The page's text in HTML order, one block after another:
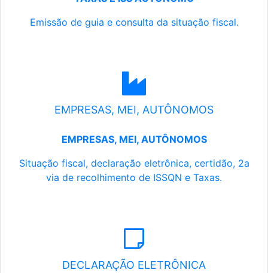
Emissão de guia e consulta da situação fiscal.
EMPRESAS, MEI, AUTÔNOMOS
EMPRESAS, MEI, AUTÔNOMOS
Situação fiscal, declaração eletrônica, certidão, 2a
via de recolhimento de ISSQN e Taxas.
DECLARAÇÃO ELETRÔNICA